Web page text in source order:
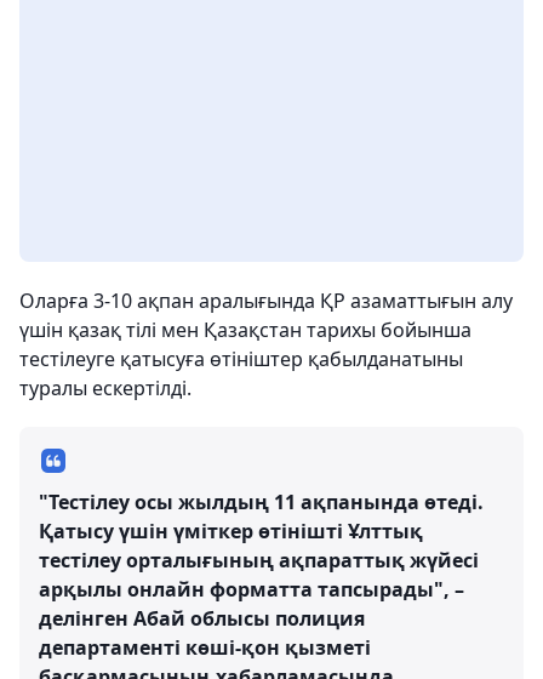
Оларға 3-10 ақпан аралығында ҚР азаматтығын алу
үшін қазақ тілі мен Қазақстан тарихы бойынша
тестілеуге қатысуға өтініштер қабылданатыны
туралы ескертілді.
"Тестілеу осы жылдың 11 ақпанында өтеді.
Қатысу үшін үміткер өтінішті Ұлттық
тестілеу орталығының ақпараттық жүйесі
арқылы онлайн форматта тапсырады", –
делінген Абай облысы полиция
департаменті көші-қон қызметі